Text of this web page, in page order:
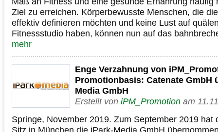
Ziel zu erreichen. Körperbewusste Menschen, die
effektiv definieren möchten und keine Lust auf
Fitnessstudio haben, können nun auf das
mehr
Enge Verzahnung von
Promotionbasis: Catenate GmbH
Media GmbH
Erstellt von iPM_Promotion am
Springe, November 2019. Zum September 2019 hat
Sitz in München die iPark-Media GmbH